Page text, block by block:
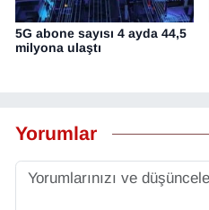
5G abone sayısı 4 ayda 44,5
milyona ulaştı
Yorumlar